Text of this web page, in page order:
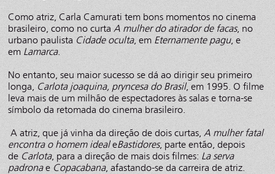
Como atriz, Carla Camurati tem bons momentos no cinema
brasileiro, como no curtaA mulher do atirador de facas, no
urbano paulista Cidade oculta, em Eternamente pagu, e
em Lamarca.
No entanto, seu maior sucesso se dá ao dirigir seu primeiro
longa, Carlota joaquina, pryncesa do Brasil, em 1995. O filme
leva mais de um milhão de espectadores às salas e torna-se
símbolo da retomada do cinema brasileiro.
A atriz, que já vinha da direção de dois curtas,A mulher fatal
encontra o homem idealeBastidores, parte então, depois
de Carlota, para a direção de mais dois filmes: La serva
padronae Copacabana, afastando-se da carreira de atriz.